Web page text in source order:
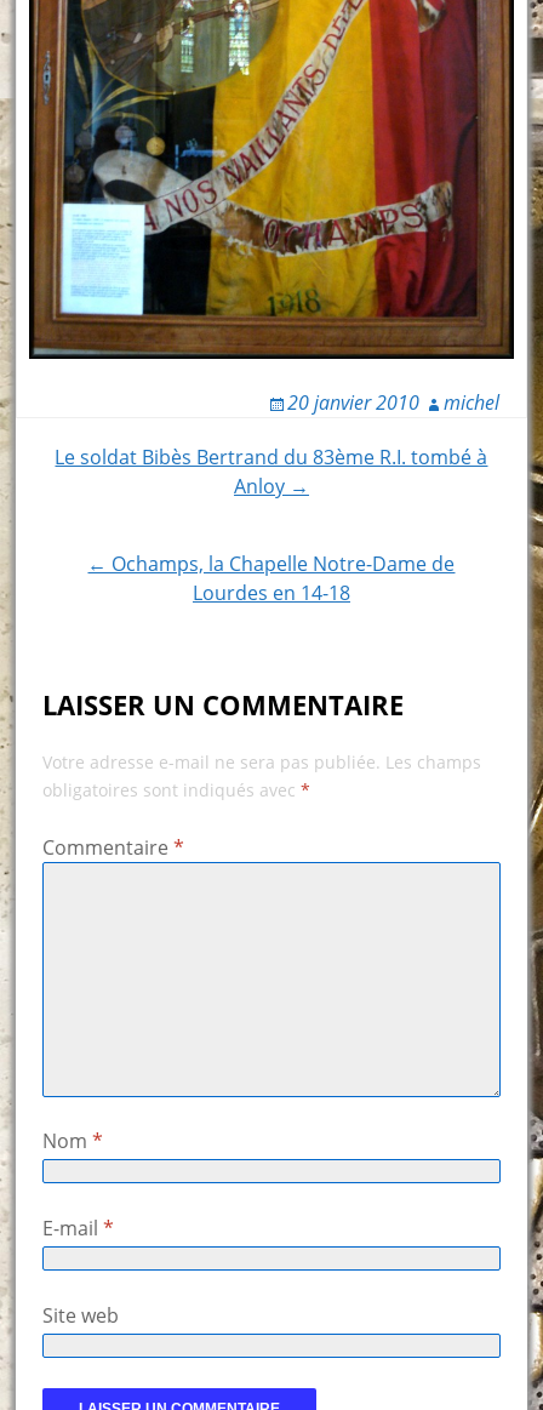
20 janvier 2010 michel
Post
Le soldat Bibès Bertrand du 83ème R.I. tombé à
Anloy →
← Ochamps, la Chapelle Notre-Dame de
Lourdes en 14-18
LAISSER UN COMMENTAIRE
Votre adresse e-mail ne sera pas publiée. Les champs
obligatoires sont indiqués avec *
Commentaire *
Nom *
E-mail *
Site web